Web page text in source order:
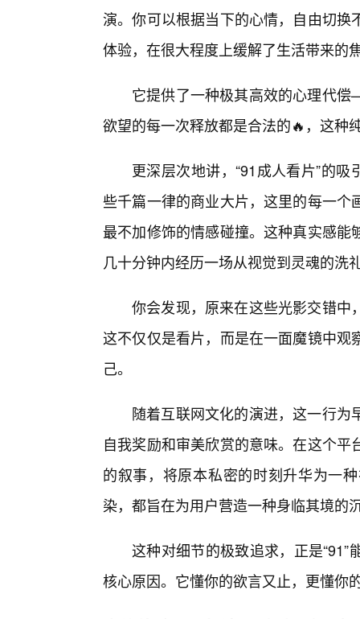
演。你可以根据当下的心情，自由切
体验，在很大程度上缓解了生活带来的
它提供了一种极其高效的心理代
欲望的每一次释放都是合法的🔥，这种
更深层次地讲，“91成人看片”的
些千篇一律的商业大片，这里的每一
最不加修饰的情感碰撞。这种真实感
几十分钟内经历一场从视觉到灵魂的洗
你会发现，原来在这些光影交错中
这不仅仅是看片，而是在一面魔镜中
己。
随着互联网文化的演进，这一行
自我奖励和审美欣赏的意味。在这个
的叙事，将原本私密的时刻升华为一
染，都旨在为用户营造一种身临其境的
这种对细节的极致追求，正是
核心原因。它懂你的欲言又止，更懂你